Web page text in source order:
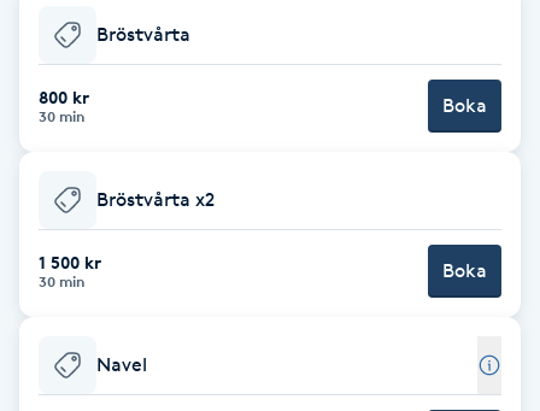
Fransförlängning Volym
Fransk manikyr
Fransrengöring
Frekvensterapi
Friskvårdsmassage
Bröstvårta
800 kr
30 min Boka
Bröstvårta x2
1 500 kr
30 min Boka
Navel